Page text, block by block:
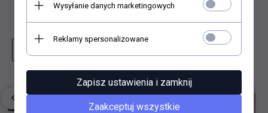
Dodaj do schowka
Wysyłanie danych marketingowych
Reklamy spersonalizowane
Zapisz ustawienia i zamknij
Zaakceptuj wszystkie